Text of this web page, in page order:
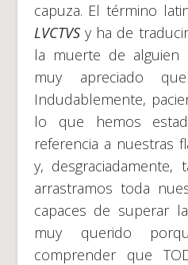
capuza. El término
LVCTVS y ha de
la muerte de
muy apreciado
Indudablemente,
lo que hemos
referencia a nuestras
y, desgraciadamente,
arrastramos toda
capaces de superar
muy querido
comprender que